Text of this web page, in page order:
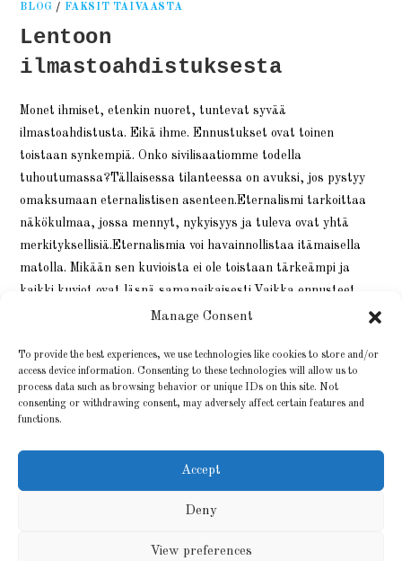
Manage Consent
To provide the best experiences, we use technologies like cookies to store and/or
access device information. Consenting to these technologies will allow us to
process data such as browsing behavior or unique IDs on this site. Not
consenting or withdrawing consent, may adversely affect certain features and
functions.
Accept
Deny
View preferences
BLOG / FAKSIT TAIVAASTA
Lentoon
ilmastoahdistuksesta
Monet ihmiset, etenkin nuoret, tuntevat syvää
ilmastoahdistusta. Eikä ihme. Ennustukset ovat toinen
toistaan synkempiä. Onko sivilisaatiomme todella
tuhoutumassa?Tällaisessa tilanteessa on avuksi, jos pystyy
omaksumaan eternalistisen asenteen.Eternalismi tarkoittaa
näkökulmaa, jossa mennyt, nykyisyys ja tuleva ovat yhtä
merkityksellisiä.Eternalismia voi havainnollistaa itämaisella
matolla. Mikään sen kuvioista ei ole toistaan tärkeämpi ja
kaikki kuviot ovat läsnä samanaikaisesti.Vaikka ennusteet…